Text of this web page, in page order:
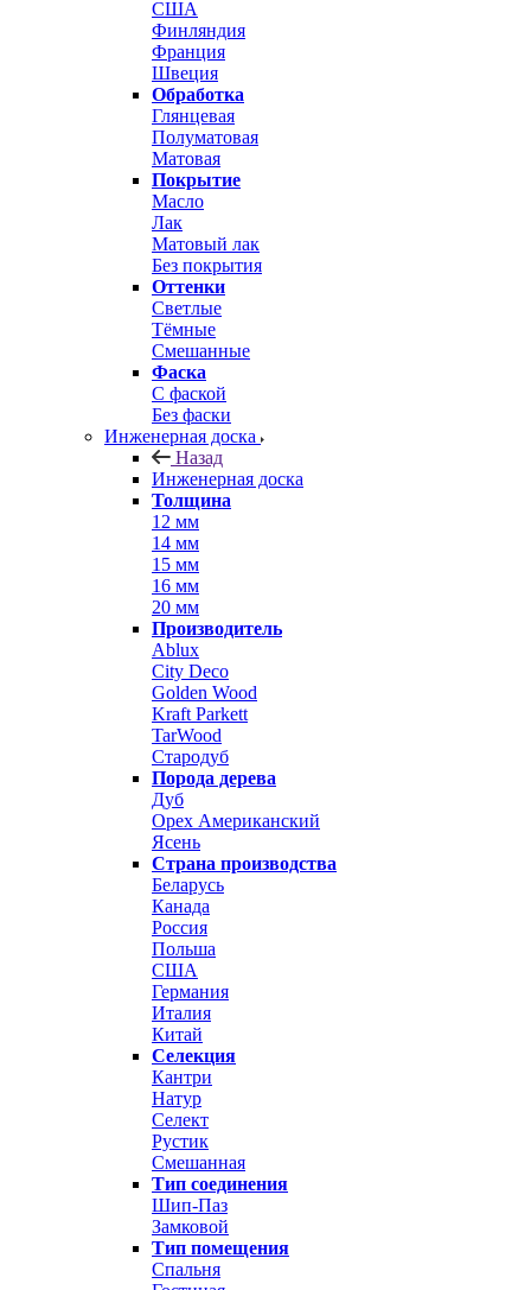
США
Финляндия
Франция
Швеция
Обработка
Глянцевая
Полуматовая
Матовая
Покрытие
Масло
Лак
Матовый лак
Без покрытия
Оттенки
Светлые
Тёмные
Смешанные
Фаска
С фаской
Без фаски
Инженерная доска
Назад
Инженерная доска
Толщина
12 мм
14 мм
15 мм
16 мм
20 мм
Производитель
Ablux
City Deco
Golden Wood
Kraft Parkett
TarWood
Стародуб
Порода дерева
Дуб
Орех Американский
Ясень
Страна производства
Беларусь
Канада
Россия
Польша
США
Германия
Италия
Китай
Селекция
Кантри
Натур
Селект
Рустик
Смешанная
Тип соединения
Шип-Паз
Замковой
Тип помещения
Спальня